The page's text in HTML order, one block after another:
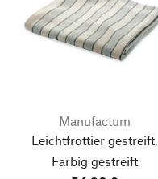
Manufactum
Leichtfrottier gestreift,
Farbig gestreift